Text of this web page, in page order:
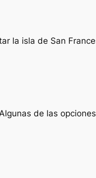
la isla de San
de las